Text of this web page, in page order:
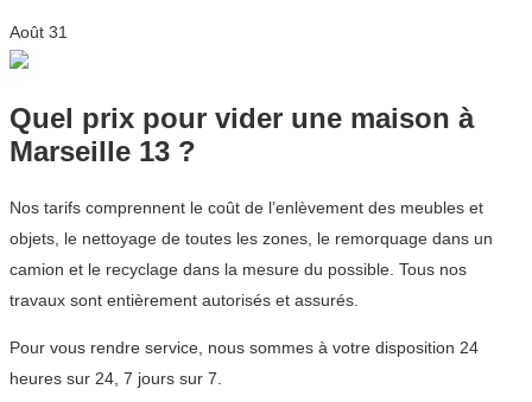
Août 31
Quel prix pour vider une maison à
Marseille 13 ?
Nos tarifs comprennent le coût de l’enlèvement des meubles et
objets, le nettoyage de toutes les zones, le remorquage dans un
camion et le recyclage dans la mesure du possible. Tous nos
travaux sont entièrement autorisés et assurés.
Pour vous rendre service, nous sommes à votre disposition 24
heures sur 24, 7 jours sur 7.